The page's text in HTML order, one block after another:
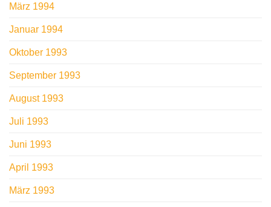
März 1994
Januar 1994
Oktober 1993
September 1993
August 1993
Juli 1993
Juni 1993
April 1993
März 1993